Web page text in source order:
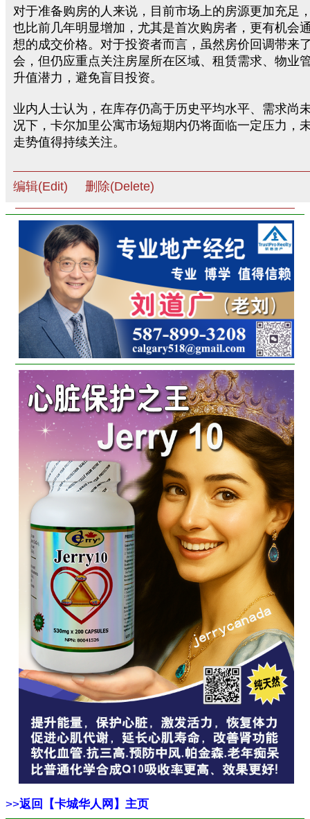
对于准备购房的人来说，目前市场上的房源更加充足
也比前几年明显增加，尤其是首次购房者，更有机会
想的成交价格。对于投资者而言，虽然房价回调带来
会，但仍应重点关注房屋所在区域、租赁需求、物业
升值潜力，避免盲目投资。
业内人士认为，在库存仍高于历史平均水平、需求尚
况下，卡尔加里公寓市场短期内仍将面临一定压力，
走势值得持续关注。
编辑(Edit) 删除(Delete)
>>返回【卡城华人网】主页